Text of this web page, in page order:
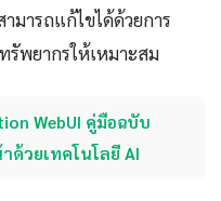
มารถแก้ไขได้ด้วยการ
รัพยากรให้เหมาะสม
WebUI คู่มือฉบับ
วยเทคโนโลยี AI